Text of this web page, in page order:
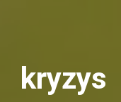
kryzys